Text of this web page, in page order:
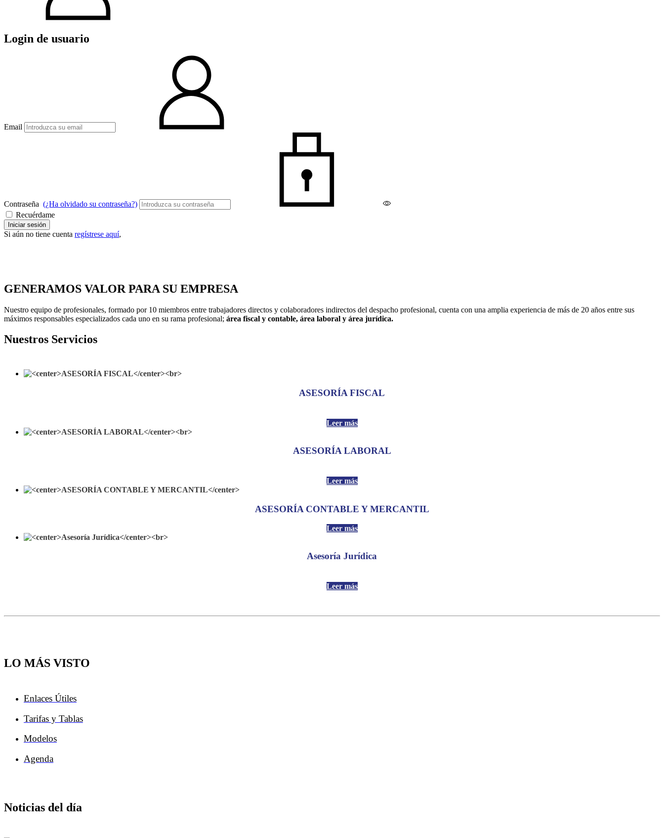
Login de usuario
Email
Contraseña (¿Ha olvidado su contraseña?)
Recuérdame
Iniciar sesión
Si aún no tiene cuenta regístrese aquí,
GENERAMOS VALOR PARA SU EMPRESA
Nuestro equipo de profesionales, formado por 10 miembros entre trabajadores directos y colaboradores indirectos del despacho profesional, cuenta con una amplia experiencia de más de 20 años entre sus
máximos responsables especializados cada uno en su rama profesional; área fiscal y contable, área laboral y área jurídica.
Nuestros Servicios
ASESORÍA FISCAL
Leer más
ASESORÍA LABORAL
Leer más
ASESORÍA CONTABLE Y MERCANTIL
Leer más
Asesoría Jurídica
Leer más
LO MÁS VISTO
Enlaces Útiles
Tarifas y Tablas
Modelos
Agenda
Noticias del día